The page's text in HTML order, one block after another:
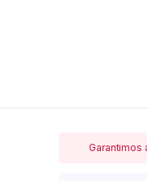
Garantimos